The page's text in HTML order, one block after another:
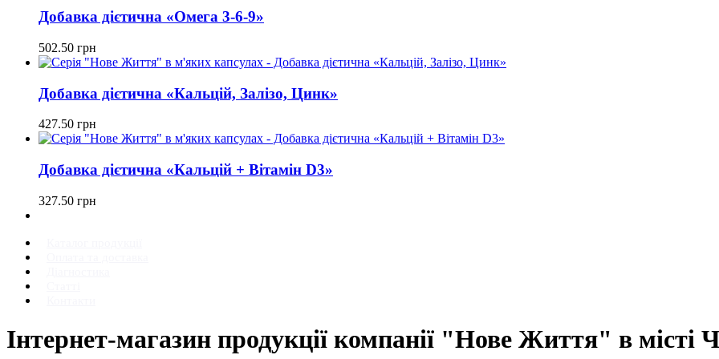
Добавка дієтична «Омега 3-6-9»
502.50 грн
Добавка дієтична «Кальцій, Залізо, Цинк»
427.50 грн
Добавка дієтична «Кальцій + Вітамін D3»
327.50 грн
Інтернет-магазин продукції компанії "Нове Життя" в місті